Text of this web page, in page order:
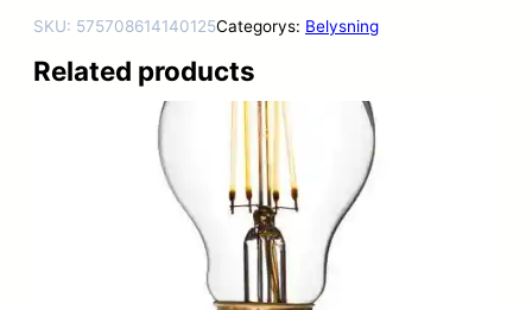
SKU: 575708614140125Categorys: Belysning
Related products